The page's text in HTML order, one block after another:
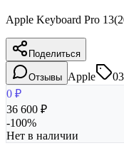
Apple Keyboard Pro
Поделиться
Отзывы Apple
0 ₽
36 600 ₽
-100%
Нет в наличии